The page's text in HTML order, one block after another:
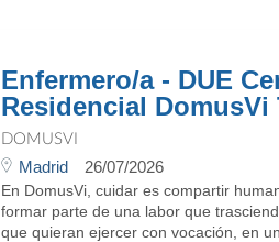
Enfermero/a - DUE
Residencial DomusVi
DOMUSVI
Madrid 26/07/2026
En DomusVi, cuidar es compartir
formar parte de una labor que
que quieran ejercer con vocación, en